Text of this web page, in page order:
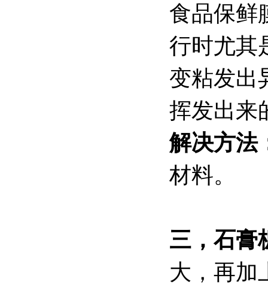
食品保鲜
行时尤其
变粘发出
挥发出来
解决方法
材料。
三，石膏
大，再加